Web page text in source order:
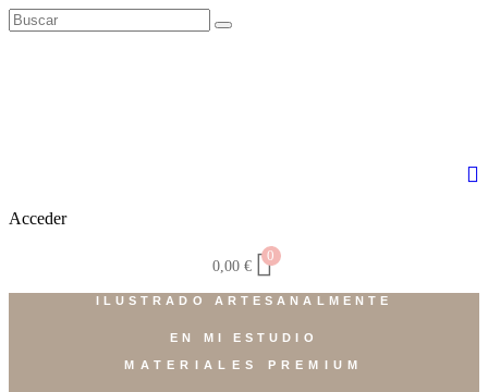
Acceder
0,00 €
0
ILUSTRADO ARTESANALMENTE
EN MI ESTUDIO
MATERIALES PREMIUM